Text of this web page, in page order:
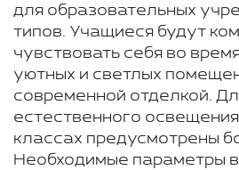
для образовательных
типов. Учащиеся будут
чувствовать себя во
уютных и светлых
современной отделкой.
естественного
классах предусмотрены
Необходимые параметры